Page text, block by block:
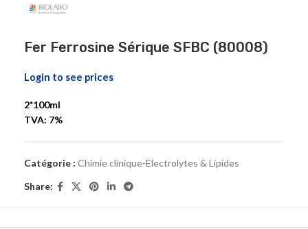
Fer Ferrosine Sérique SFBC (80008)
Login to see prices
2*100ml
TVA: 7%
Catégorie : Chimie clinique-Electrolytes & Lipides
Share: